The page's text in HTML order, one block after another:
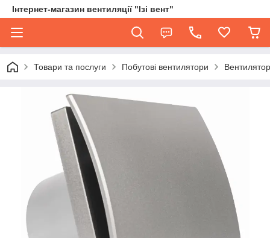
Інтернет-магазин вентиляції "Ізі вент"
Товари та послуги Побутові вентилятори